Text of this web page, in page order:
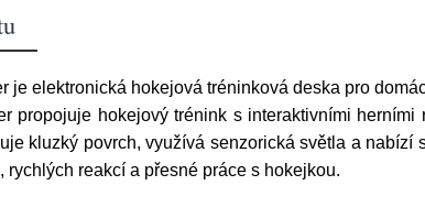
je elektronická hokejová tréninková deska pro
propojuje hokejový trénink s interaktivními
kluzký povrch, využívá senzorická světla a
rychlých reakcí a přesné práce s hokejkou.